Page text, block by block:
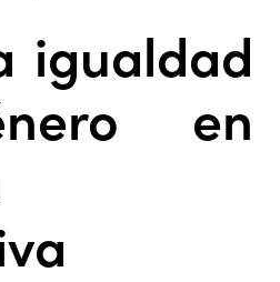
igualdad
en